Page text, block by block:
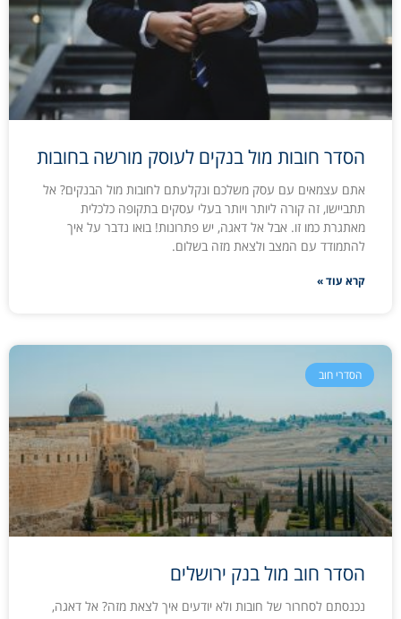
הסדר חובות מול בנקים לעוסק מורשה בחובות
אתם עצמאים עם עסק משלכם ונקלעתם לחובות מול הבנקים? אל
תתביישו, זה קורה ליותר ויותר בעלי עסקים בתקופה כלכלית
מאתגרת כמו זו. אבל אל דאגה, יש פתרונות! בואו נדבר על איך
להתמודד עם המצב ולצאת מזה בשלום.
קרא עוד »
הסדרי חוב
הסדר חוב מול בנק ירושלים
נכנסתם לסחרור של חובות ולא יודעים איך לצאת מזה? אל דאגה,